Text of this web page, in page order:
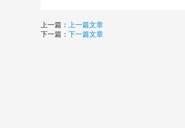
上一篇：
上一篇文章
下一篇： 下一篇文章